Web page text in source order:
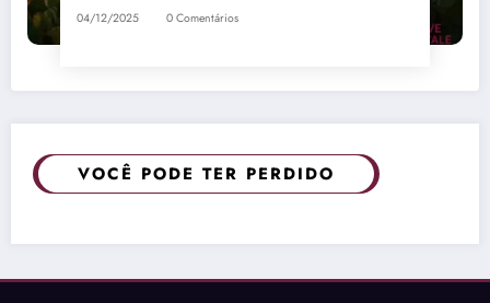
04/12/2025 0 Comentários
VOCÊ PODE TER PERDIDO